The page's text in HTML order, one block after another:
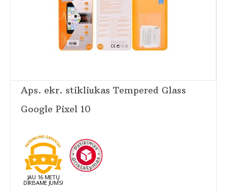
Aps. ekr. stikliukas Tempered Glass
Google Pixel 10
JAU 16 METŲ
DIRBAME JUMS!